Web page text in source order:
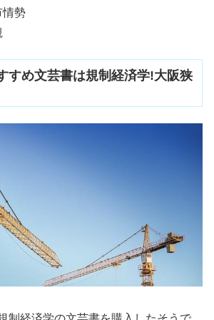
情勢
すめ文芸書は規制経済学!大阪狭